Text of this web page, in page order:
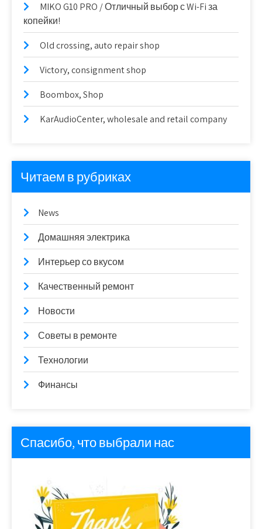
MIKO G10 PRO / Отличный выбор с Wi-Fi за
копейки!
Old crossing, auto repair shop
Victory, consignment shop
Boombox, Shop
KarAudioCenter, wholesale and retail company
Читаем в рубриках
News
Домашняя электрика
Интерьер со вкусом
Качественный ремонт
Новости
Советы в ремонте
Технологии
Финансы
Спасибо, что выбрали нас